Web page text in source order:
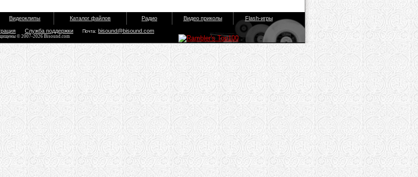
Видеоклипы Каталог файлов Радио Видео приколы Flash-игры
Служба поддержки Почта: bisound@bisound.com
© 2007-2026 Bisound.com